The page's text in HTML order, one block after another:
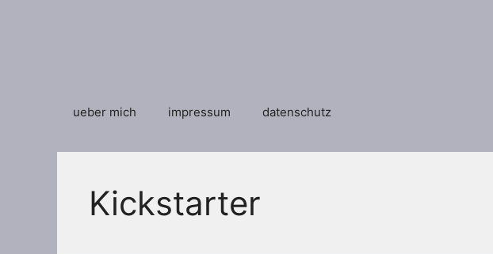
ueber mich impressum datenschutz
Kickstarter